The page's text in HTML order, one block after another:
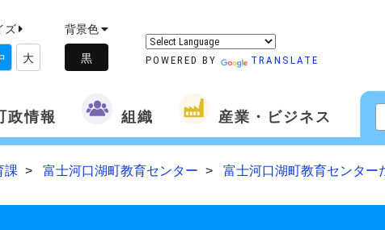
ズ
大
背景色
POWERED BY TRANSLATE
政情報 組織 産業・ビジネス
課 富士河口湖町教育センター 富士河口湖町教育センター